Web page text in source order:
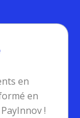
en
en
!